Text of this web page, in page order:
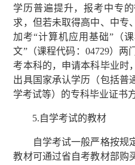
学历普遍提升，报考中专
求，但若未取得高中、中专
加考“计算机应用基础”（
文”（课程代码：04729）两
考本科的，申请本科毕业时
出具国家承认学历（包括普
学考试等）的专科毕业证书
5.自学考试的教材
自学考试一般严格按规
教材可通过省自考教材部购